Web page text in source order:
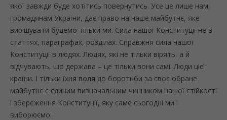
якої завжди буде хотітись повернутись. Усе це лише нам,
громадянам України, дає право на наше майбутнє, яке
вирішувати будемо тільки ми. Сила нашої Конституції не в
статтях, параграфах, розділах. Справжня сила нашої
Конституції в людях. Людях, які не тільки вірять, а й
відчувають, що держава – це тільки вони самі. Люди цієї
країни. І тільки їхня воля до боротьби за своє обране
майбутнє є єдиним визначальним чинником нашої стійкості
і збереження Конституції, яку саме сьогодні ми і
виборюємо.